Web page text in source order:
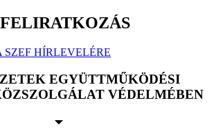
SZEF HÍRLEVELÉRE
EGYÜTTMŰKÖDÉSI
VÉDELMÉBEN